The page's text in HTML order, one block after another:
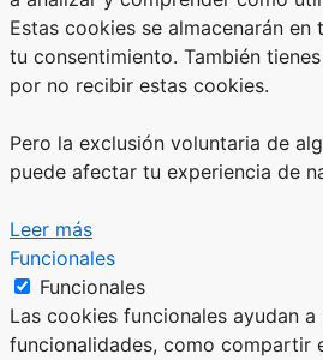
Estas cookies se almacenarán
tu consentimiento. También
por no recibir estas cookies.
Pero la exclusión voluntaria de
puede afectar tu experiencia de
Leer más
Funcionales
Funcionales
Las cookies funcionales ayudan
funcionalidades, como compartir